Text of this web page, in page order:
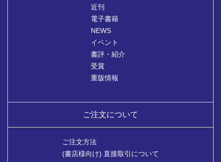
近刊
電子書籍
NEWS
イベント
書評・紹介
受賞
重版情報
ご注文について
ご注文方法
(書店様向け) 直接取引について